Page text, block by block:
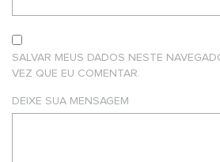
SALVAR MEUS DADOS NESTE
VEZ QUE EU COMENTAR.
DEIXE SUA MENSAGEM